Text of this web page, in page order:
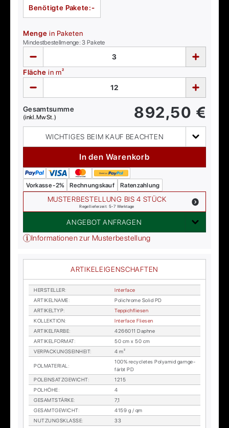
Benötigte Pakete:-
Menge in Paketen
Mindestbestellmenge:3 Pakete
Fläche in m²
Gesamtsumme
(inkl. MwSt.) 892,50 €
WICHTIGES BEIM KAUF BEACHTEN
In den Warenkorb
Vorkasse -2% Rechnungskauf Ratenzahlung
MUSTERBESTELLUNG BIS 4 STÜCK
Regellieferzeit: 5-7 Werktage
ANGEBOT ANFRAGEN
Informationen zur Musterbestellung
ARTIKELEIGENSCHAFTEN
HER­STEL­LER:
In­ter­face
AR­TI­KEL­NA­ME:
Po­lichro­me So­lid PD
AR­TI­KEL­TYP:
Tep­pich­flie­sen
KOL­LEK­TI­ON:
In­ter­face Flie­sen
AR­TI­KEL­FAR­BE:
4266011 Daph­ne
AR­TI­KEL­FOR­MAT:
50 cm x 50 cm
VER­PA­CKUNGS­EIN­HEIT: 4 m²
POL­MA­TE­RI­AL :
100% re­cy­cle­tes Po­ly­amid garn­ge­
färbt PD
POL­EIN­SATZ­GE­WICHT:
1215
POL­HÖ­HE:
4
GE­SAMT­STÄR­KE:
7,1
GE­SAMT­GE­WICHT:
4159 g / qm
NUT­ZUNGS­KLAS­SE:
33